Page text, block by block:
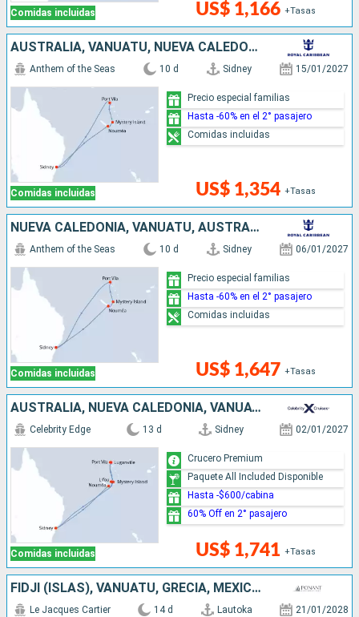
Comidas incluidas US$ 1,166 +Tasas
AUSTRALIA, VANUATU, NUEVA CALEDONIA
Comidas incluidas
Anthem of the Seas 10 d Sidney 15/01/2027
US$ 1,354 +Tasas
Precio especial familias
Hasta -60% en el 2° pasajero
Comidas incluidas
NUEVA CALEDONIA, VANUATU, AUSTRALIA
Comidas incluidas
Anthem of the Seas 10 d Sidney 06/01/2027
US$ 1,647 +Tasas
Precio especial familias
Hasta -60% en el 2° pasajero
Comidas incluidas
AUSTRALIA, NUEVA CALEDONIA, VANUATU
Comidas incluidas
Celebrity Edge 13 d Sidney 02/01/2027
US$ 1,741 +Tasas
Crucero Premium
Paquete All Included Disponible
Hasta -$600/cabina
60% Off en 2° pasajero
FIDJI (ISLAS), VANUATU, GRECIA, MÉXICO, ISLAS SALOMON, PAPÚA NUEVA GUINEA
Le Jacques Cartier 14 d Lautoka 21/01/2028